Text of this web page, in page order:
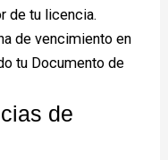
de tu licencia.
de vencimiento en
tu Documento de
de